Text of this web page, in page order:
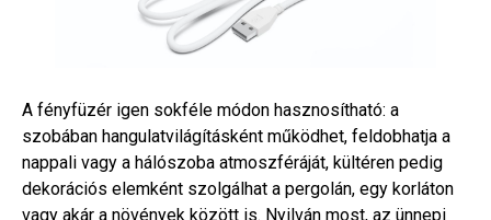
A fényfüzér igen sokféle módon hasznosítható: a
szobában hangulatvilágításként működhet, feldobhatja a
nappali vagy a hálószoba atmoszféráját, kültéren pedig
dekorációs elemként szolgálhat a pergolán, egy korláton
vagy akár a növények között is. Nyilván most, az ünnepi